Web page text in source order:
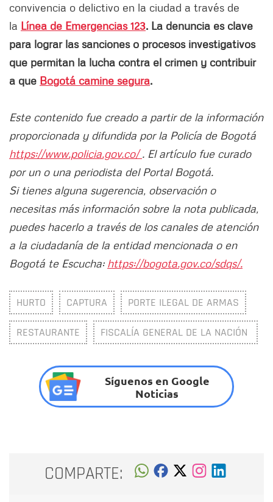
convivencia o delictivo en la ciudad a través de
la Línea de Emergencias 123. La denuncia es clave
para lograr las sanciones o procesos investigativos
que permitan la lucha contra el crimen y contribuir
a que Bogotá camine segura.
Este contenido fue creado a partir de la información
proporcionada y difundida por la Policía de Bogotá
https://www.policia.gov.co/. El artículo fue curado
por un o una periodista del Portal Bogotá.
Si tienes alguna sugerencia, observación o
necesitas más información sobre la nota publicada,
puedes hacerlo a través de los canales de atención
a la ciudadanía de la entidad mencionada o en
Bogotá te Escucha: https://bogota.gov.co/sdqs/.
HURTO CAPTURA PORTE ILEGAL DE ARMAS
RESTAURANTE FISCALÍA GENERAL DE LA NACIÓN
Síguenos en Google
Noticias
COMPARTE: